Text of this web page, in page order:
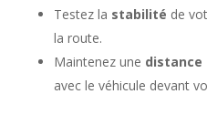
Testez la stabilité de
la route.
Maintenez une distance
avec le véhicule devant